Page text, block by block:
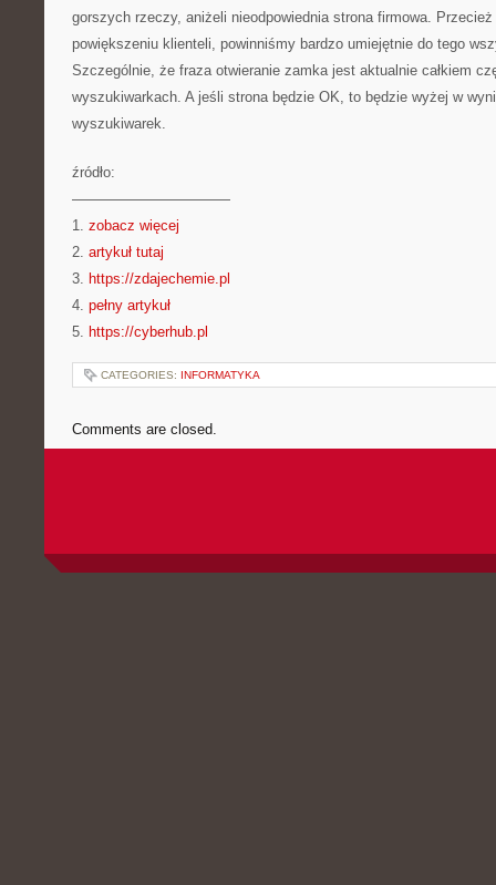
gorszych rzeczy, aniżeli nieodpowiednia strona firmowa.
powiększeniu klienteli, powinniśmy bardzo umiejętnie do tego
Szczególnie, że fraza otwieranie zamka jest aktualnie całkiem
wyszukiwarkach. A jeśli strona będzie OK, to będzie wyżej w
wyszukiwarek.
źródło:
———————————
1. zobacz więcej
2. artykuł tutaj
3. https://zdajechemie.pl
4. pełny artykuł
5. https://cyberhub.pl
CATEGORIES: INFORMATYKA
Comments are closed.